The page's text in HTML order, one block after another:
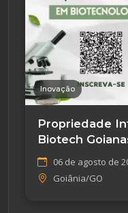
Inovação
Propriedade
Biotech
06 de agosto de
Goiânia/GO